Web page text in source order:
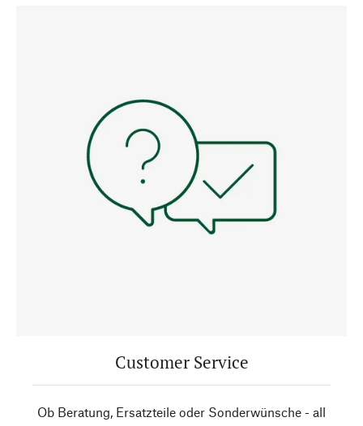
Customer Service
Ob Beratung, Ersatzteile oder Sonderwünsche - all